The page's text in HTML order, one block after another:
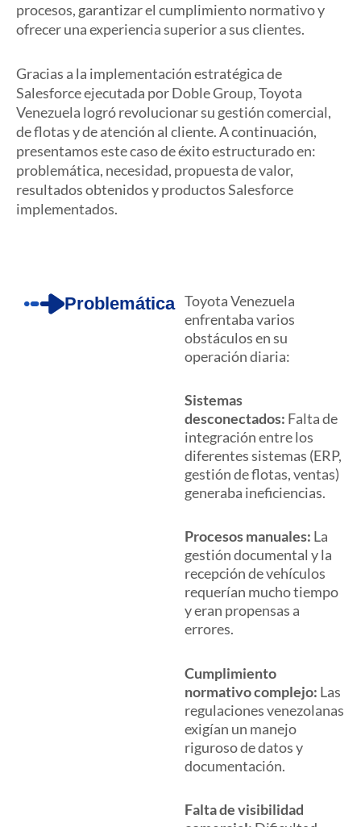
procesos, garantizar el cumplimiento normativo y
ofrecer una experiencia superior a sus clientes.
Gracias a la implementación estratégica de
Salesforce ejecutada por Doble Group, Toyota
Venezuela logró revolucionar su gestión comercial,
de flotas y de atención al cliente. A continuación,
presentamos este caso de éxito estructurado en:
problemática, necesidad, propuesta de valor,
resultados obtenidos y productos Salesforce
implementados.
Problemática Toyota Venezuela
enfrentaba varios
obstáculos en su
operación diaria:
Sistemas
desconectados: Falta de
integración entre los
diferentes sistemas (ERP,
gestión de flotas, ventas)
generaba ineficiencias.
Procesos manuales: La
gestión documental y la
recepción de vehículos
requerían mucho tiempo
y eran propensas a
errores.
Cumplimiento
normativo complejo: Las
regulaciones venezolanas
exigían un manejo
riguroso de datos y
documentación.
Falta de visibilidad